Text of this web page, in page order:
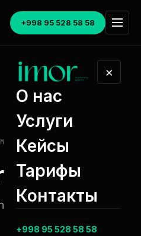
+998 95 528 58 58
×
О нас
Услуги
Кейсы
Тарифы
Контакты
+998 95 528 58 58
strategiya — eng arzon